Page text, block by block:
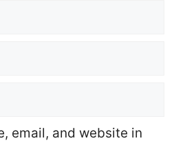
email, and website in